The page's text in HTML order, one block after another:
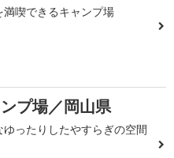
満喫できるキャンプ場
プ場／岡山県
ゆったりしたやすらぎの空間